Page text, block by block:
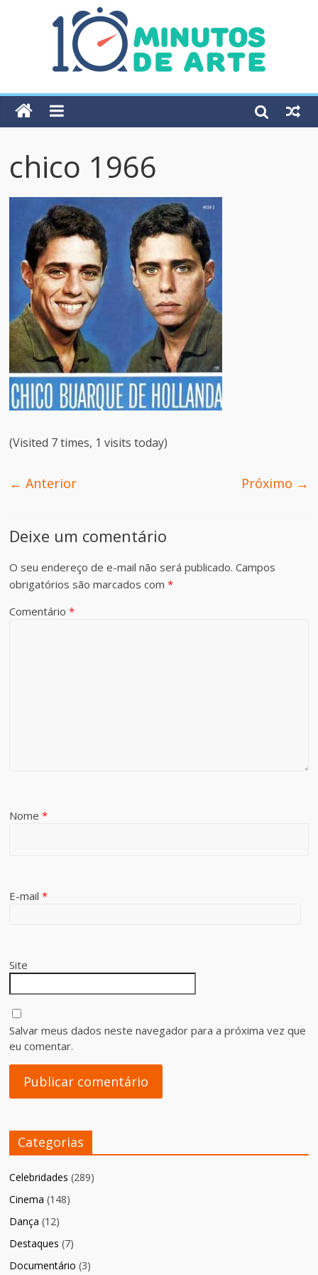
chico 1966
(Visited 7 times, 1 visits today)
← Anterior Próximo →
Deixe um comentário
O seu endereço de e-mail não será publicado. Campos
obrigatórios são marcados com*
Comentário*
Nome*
E-mail*
Site
Salvar meus dados neste navegador para a próxima vez que
eu comentar.
Categorias
Celebridades (289)
Cinema (148)
Dança (12)
Destaques (7)
Documentário (3)